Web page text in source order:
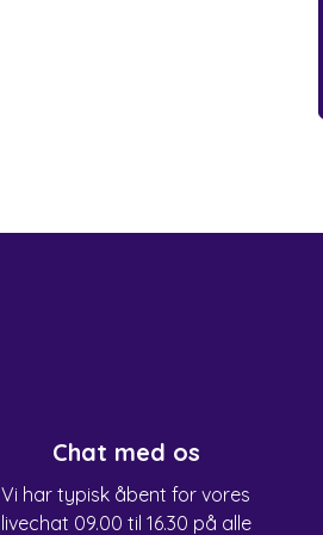
Chat med os
Vi har typisk åbent for vores
livechat 09.00 til 16.30 på alle